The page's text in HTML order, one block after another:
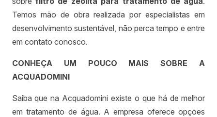
Temos mão de obra realizada por especialistas em
desenvolvimento sustentável, não perca tempo e entre
em contato conosco.
CONHEÇA UM POUCO MAIS SOBRE A
ACQUADOMINI
Saiba que na Acquadomini existe o que há de melhor
em tratamento de água. A empresa oferece opções